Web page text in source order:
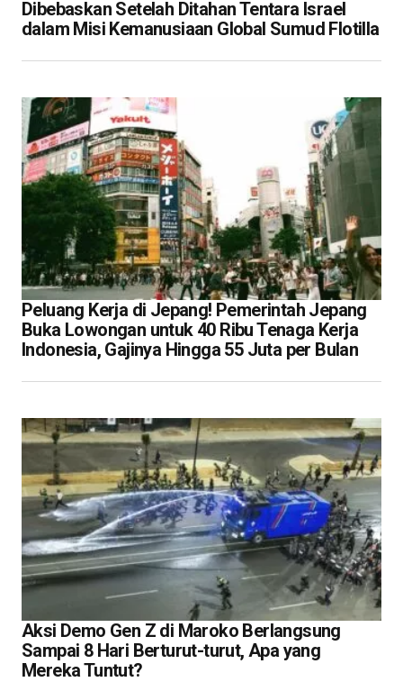
Dibebaskan Setelah Ditahan Tentara Israel
dalam Misi Kemanusiaan Global Sumud Flotilla
Peluang Kerja di Jepang! Pemerintah Jepang
Buka Lowongan untuk 40 Ribu Tenaga Kerja
Indonesia, Gajinya Hingga 55 Juta per Bulan
Aksi Demo Gen Z di Maroko Berlangsung
Sampai 8 Hari Berturut-turut, Apa yang
Mereka Tuntut?